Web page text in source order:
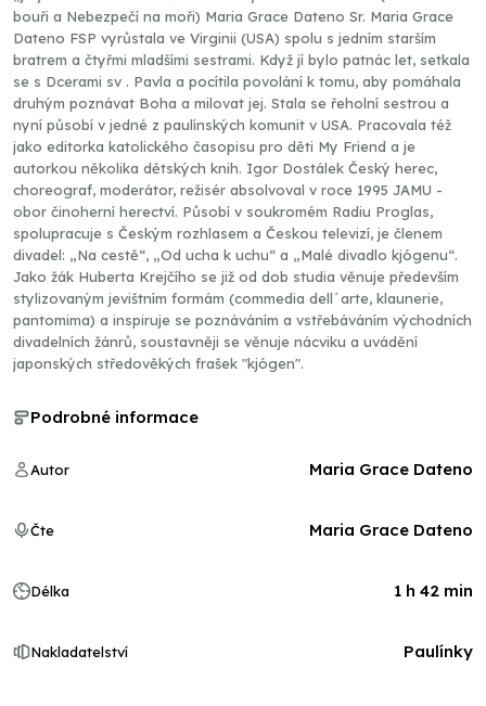
bouři a Nebezpečí na moři) Maria Grace Dateno Sr. Maria Grace
Dateno FSP vyrůstala ve Virginii (USA) spolu s jedním starším
bratrem a čtyřmi mladšími sestrami. Když jí bylo patnác let, setkala
se s Dcerami sv . Pavla a pocítila povolání k tomu, aby pomáhala
druhým poznávat Boha a milovat jej. Stala se řeholní sestrou a
nyní působí v jedné z paulínských komunit v USA. Pracovala též
jako editorka katolického časopisu pro děti My Friend a je
autorkou několika dětských knih. Igor Dostálek Český herec,
choreograf, moderátor, režisér absolvoval v roce 1995 JAMU -
obor činoherní herectví. Působí v soukromém Radiu Proglas,
spolupracuje s Českým rozhlasem a Českou televizí, je členem
divadel: „Na cestě“, „Od ucha k uchu“ a „Malé divadlo kjógenu“.
Jako žák Huberta Krejčího se již od dob studia věnuje především
stylizovaným jevištním formám (commedia dell´arte, klaunerie,
pantomima) a inspiruje se poznáváním a vstřebáváním východních
divadelních žánrů, soustavněji se věnuje nácviku a uvádění
japonských středověkých frašek "kjógen".
Podrobné informace
Autor Maria Grace Dateno
Čte Maria Grace Dateno
Délka 1 h 42 min
Nakladatelství Paulínky